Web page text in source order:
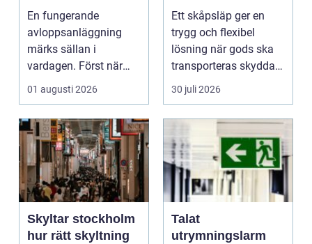
hus och miljö
En fungerande
avloppsanläggning
märks sällan i
vardagen. Först när
brunnar svämmar över,
avlopp börj...
01 augusti 2026
företag och
privatpersoner
Ett skåpsläp ger en
trygg och flexibel
lösning när gods ska
transporteras skyddat
mot väder, insyn o...
30 juli 2026
Skyltar stockholm
hur rätt skyltning
Talat
utrymningslarm